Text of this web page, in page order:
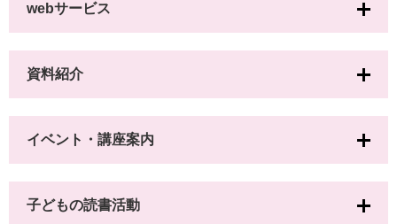
webサービス
資料紹介
イベント・講座案内
子どもの読書活動